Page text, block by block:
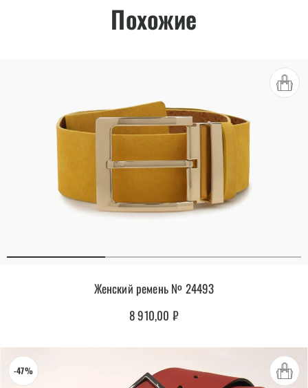
Похожие
Женский ремень № 24493
8 910,00 ₽
-47%